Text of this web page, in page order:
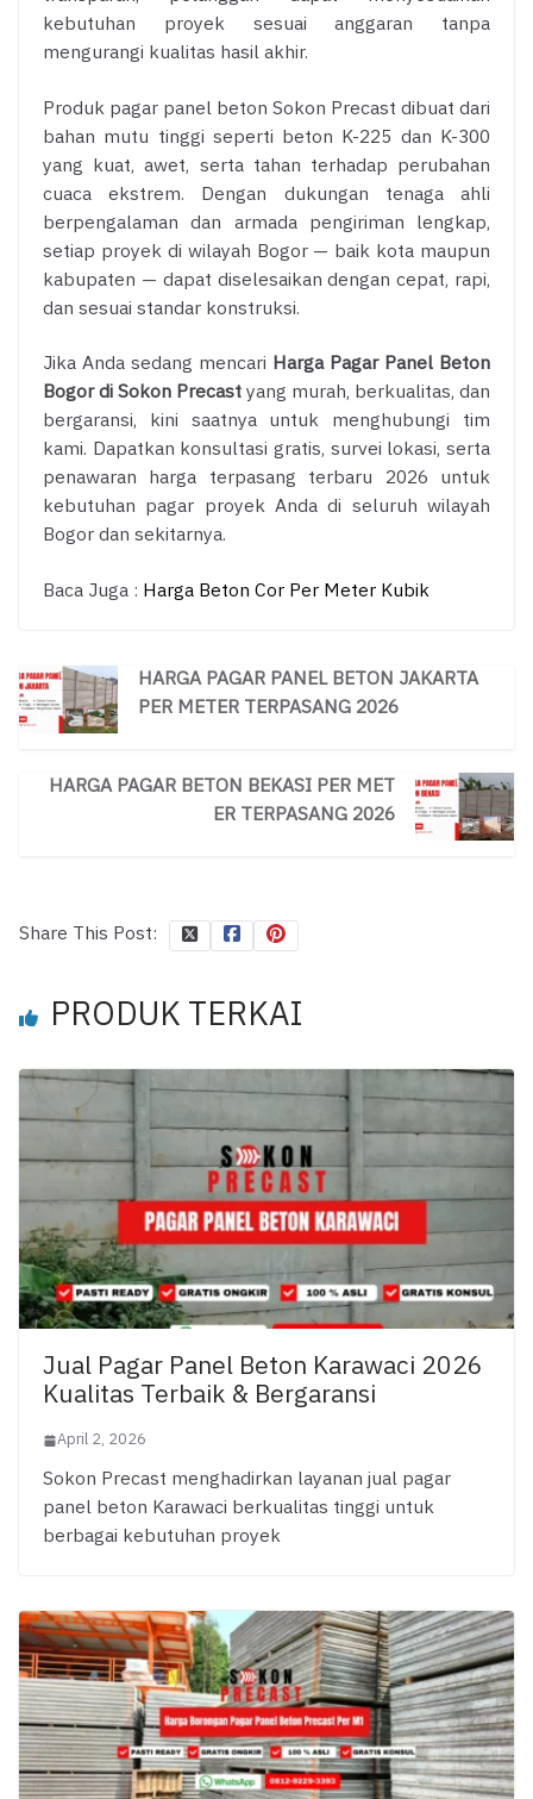
kebutuhan proyek sesuai anggaran tanpa
mengurangi kualitas hasil akhir.
Produk pagar panel beton Sokon Precast dibuat dari
bahan mutu tinggi seperti beton K-225 dan K-300
yang kuat, awet, serta tahan terhadap perubahan
cuaca ekstrem. Dengan dukungan tenaga ahli
berpengalaman dan armada pengiriman lengkap,
setiap proyek di wilayah Bogor — baik kota maupun
kabupaten — dapat diselesaikan dengan cepat, rapi,
dan sesuai standar konstruksi.
Jika Anda sedang mencari Harga Pagar Panel Beton
Bogor di Sokon Precastyang murah, berkualitas, dan
bergaransi, kini saatnya untuk menghubungi tim
kami. Dapatkan konsultasi gratis, survei lokasi, serta
penawaran harga terpasang terbaru 2026 untuk
kebutuhan pagar proyek Anda di seluruh wilayah
Bogor dan sekitarnya.
Baca Juga : Harga Beton Cor Per Meter Kubik
HARGA PAGAR PANEL BETON JAKARTA
PER METER TERPASANG 2026
HARGA PAGAR BETON BEKASI PER MET
ER TERPASANG 2026
Share This Post:
PRODUK TERKAI
Jual Pagar Panel Beton Karawaci 2026
Kualitas Terbaik & Bergaransi
April 2, 2026
Sokon Precast menghadirkan layanan jual pagar
panel beton Karawaci berkualitas tinggi untuk
berbagai kebutuhan proyek